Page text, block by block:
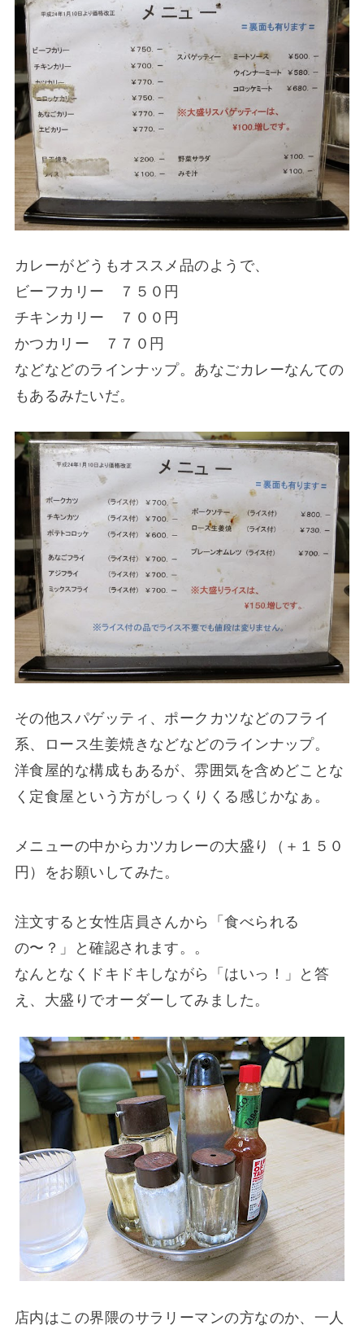
カレーがどうもオススメ品のようで、
ビーフカリー ７５０円
チキンカリー ７００円
かつカリー ７７０円
などなどのラインナップ。あなごカレーなんての
もあるみたいだ。
その他スパゲッティ、ポークカツなどのフライ
系、ロース生姜焼きなどなどのラインナップ。
洋食屋的な構成もあるが、雰囲気を含めどことな
く定食屋という方がしっくりくる感じかなぁ。
メニューの中からカツカレーの大盛り（＋１５０
円）をお願いしてみた。
注文すると女性店員さんから「食べられる
の〜？」と確認されます。。
なんとなくドキドキしながら「はいっ！」と答
え、大盛りでオーダーしてみました。
店内はこの界隈のサラリーマンの方なのか、一人